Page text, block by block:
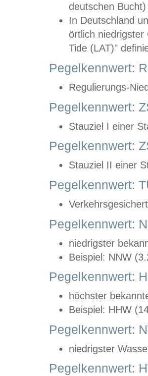
deutschen
In Deutschland
örtlich
Tide (LAT)"
Pegelkennwert:
Regulierungs-
Pegelkennwert:
Stauziel I einer
Pegelkennwert:
Stauziel II einer
Pegelkennwert:
Pegelkennwert:
niedrigster
Beispiel: NNW
Pegelkennwert:
höchster
Beispiel: HHW
Pegelkennwert:
niedrigster
Pegelkennwert: